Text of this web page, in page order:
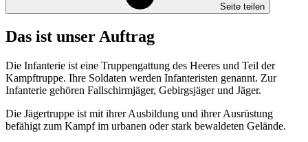
Seite teilen
Das ist unser Auftrag
Die Infanterie ist eine Truppengattung des Heeres und Teil der
Kampftruppe. Ihre Soldaten werden Infanteristen genannt. Zur
Infanterie gehören Fallschirmjäger, Gebirgsjäger und Jäger.
Die Jägertruppe ist mit ihrer Ausbildung und ihrer Ausrüstung
befähigt zum Kampf im urbanen oder stark bewaldeten Gelände.